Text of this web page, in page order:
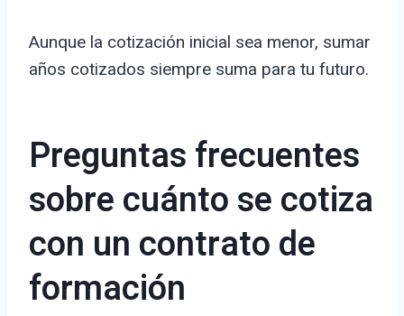
Aunque la cotización inicial sea menor, sumar
años cotizados siempre suma para tu futuro.
Preguntas frecuentes
sobre cuánto se cotiza
con un contrato de
formación